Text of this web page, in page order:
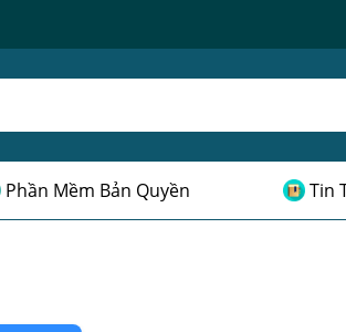
Phần Mềm Bản Quyền Tin